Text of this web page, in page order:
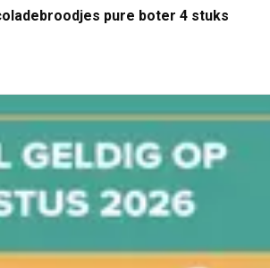
pure boter 4 stuks